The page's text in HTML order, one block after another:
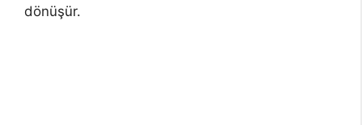
dönüşür.